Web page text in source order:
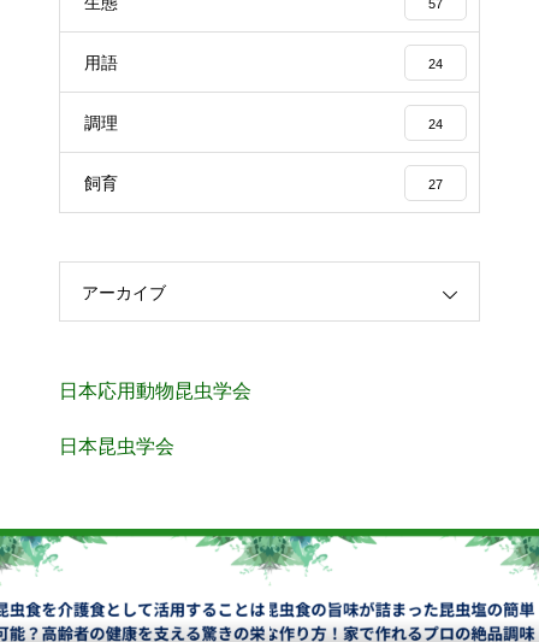
57
用語 24
調理 24
飼育 27
アーカイブ
日本応用動物昆虫学会
日本昆虫学会